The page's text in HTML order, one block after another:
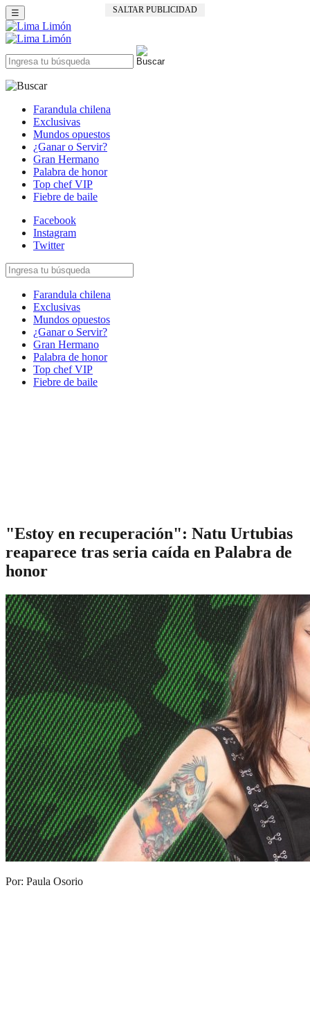
SALTAR PUBLICIDAD
☰
Farandula chilena
Exclusivas
Mundos opuestos
¿Ganar o Servir?
Gran Hermano
Palabra de honor
Top chef VIP
Fiebre de baile
Facebook
Instagram
Twitter
Farandula chilena
Exclusivas
Mundos opuestos
¿Ganar o Servir?
Gran Hermano
Palabra de honor
Top chef VIP
Fiebre de baile
"Estoy en recuperación": Natu Urtubias
reaparece tras seria caída en Palabra de
honor
Por: Paula Osorio